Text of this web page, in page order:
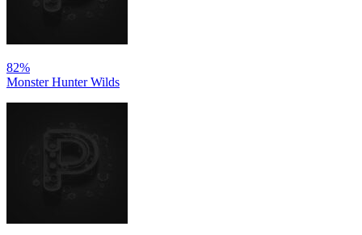
82%
Monster Hunter Wilds